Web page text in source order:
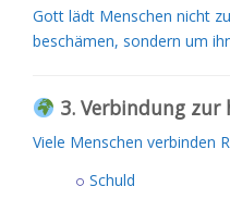
Gott lädt Menschen nicht
beschämen, sondern um
3. Verbindung zur
Viele Menschen verbinden
Schuld